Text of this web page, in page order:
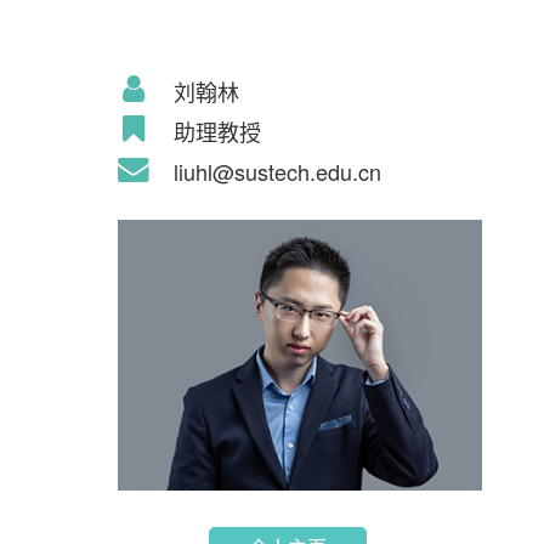
刘翰林
助理教授
liuhl@sustech.edu.cn